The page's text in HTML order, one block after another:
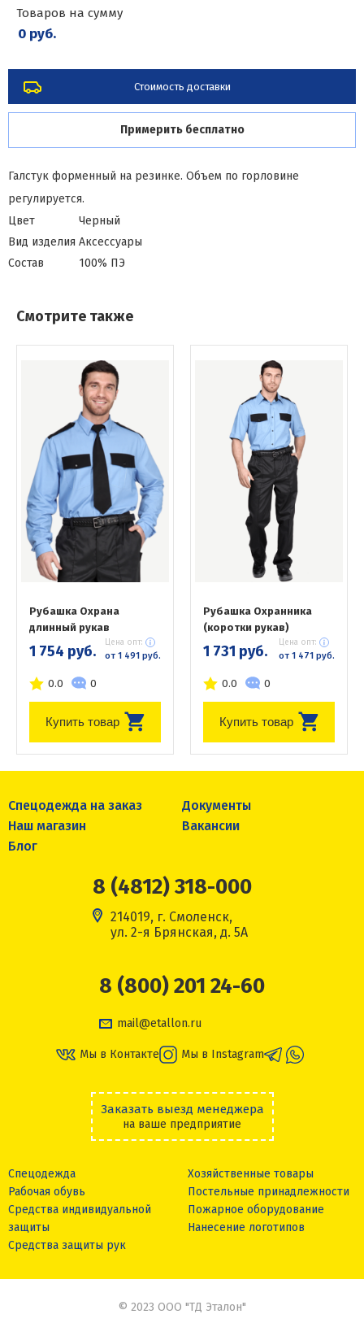
Товаров на сумму
0 руб.
Стоимость доставки
Примерить бесплатно
Галстук форменный на резинке. Объем по горловине
регулируется.
Цвет
Черный
Вид изделия Аксессуары
Состав
100% ПЭ
Смотрите также
Рубашка Охрана
длинный рукав
1 754 руб. Цена опт:
от 1 491 руб.
0.0 0
Купить товар
Рубашка Охранника
(коротки рукав)
1 731 руб. Цена опт:
от 1 471 руб.
0.0 0
Купить товар
Спецодежда на заказ
Документы
Наш магазин
Вакансии
Блог
8 (4812) 318-000
214019, г. Смоленск,
ул. 2-я Брянская, д. 5А
8 (800) 201 24-60
mail@etallon.ru
Мы в Контакте Мы в Instagram
Заказать выезд менеджера
на ваше предприятие
Спецодежда
Рабочая обувь
Средства индивидуальной
защиты
Средства защиты рук
Хозяйственные товары
Постельные принадлежности
Пожарное оборудование
Нанесение логотипов
© 2023 ООО "ТД Эталон"